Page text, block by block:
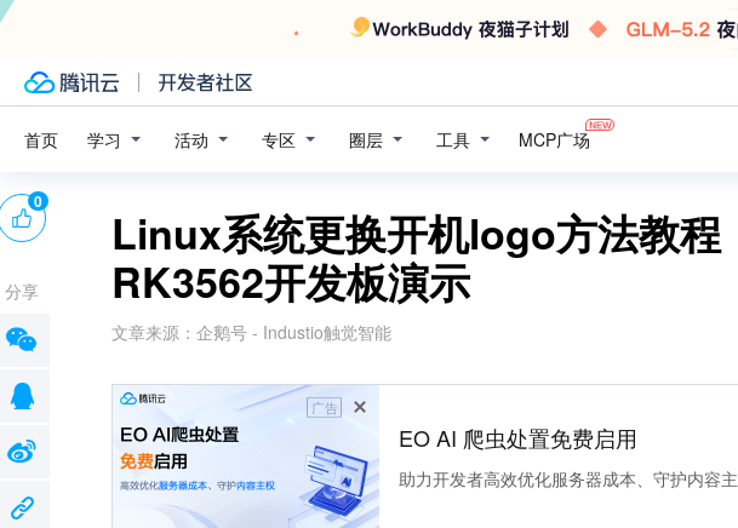
首页 学习 活动 专区 圈层 工具 MCP广场
Linux系统更换开机logo方法教程
RK3562开发板演示
文章来源： 企鹅号 - Industio触觉智能
广告
EO AI 爬虫处置免费启用
助力开发者高效优化服务器成本、守护内容
0
分享